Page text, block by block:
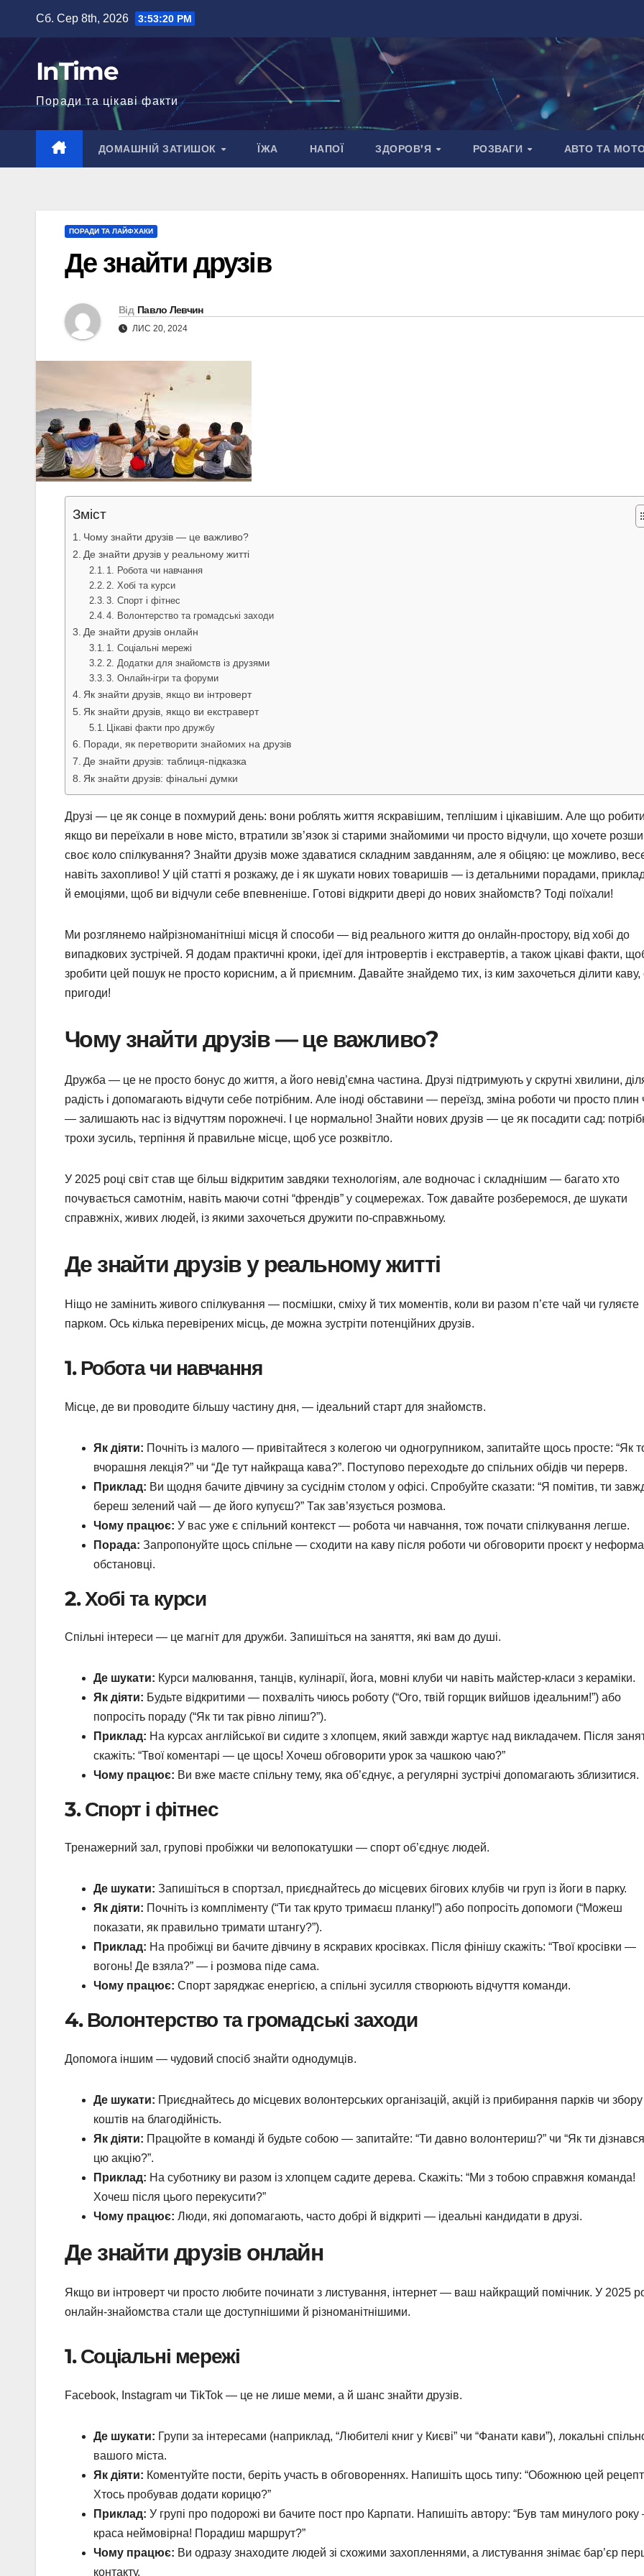
вмісту
Сб. Сер 8th, 2026 3:53:21 PM
InTime
Поради та цікаві факти
ДОМАШНІЙ ЗАТИШОК ЇЖА НАПОЇ ЗДОРОВ’Я РОЗВАГИ АВТО ТА
ПОРАДИ ТА ЛАЙФХАКИ
Де знайти друзів
Від Павло Левчин
ЛИС 20, 2024
Зміст
Чому знайти друзів — це важливо?
Де знайти друзів у реальному житті
1. Робота чи навчання
2. Хобі та курси
3. Спорт і фітнес
4. Волонтерство та громадські заходи
Де знайти друзів онлайн
1. Соціальні мережі
2. Додатки для знайомств із друзями
3. Онлайн-ігри та форуми
Як знайти друзів, якщо ви інтроверт
Як знайти друзів, якщо ви екстраверт
Цікаві факти про дружбу
Поради, як перетворити знайомих на друзів
Де знайти друзів: таблиця-підказка
Як знайти друзів: фінальні думки
Друзі — це як сонце в похмурий день: вони роблять життя яскравішим, теплішим і цікавішим. Але що
якщо ви переїхали в нове місто, втратили зв’язок зі старими знайомими чи просто відчули, що хочете
своє коло спілкування? Знайти друзів може здаватися складним завданням, але я обіцяю: це можливо,
навіть захопливо! У цій статті я розкажу, де і як шукати нових товаришів — із детальними порадами,
й емоціями, щоб ви відчули себе впевненіше. Готові відкрити двері до нових знайомств? Тоді поїхали!
Ми розглянемо найрізноманітніші місця й способи — від реального життя до онлайн-простору, від хобі до
випадкових зустрічей. Я додам практичні кроки, ідеї для інтровертів і екстравертів, а також цікаві факти,
зробити цей пошук не просто корисним, а й приємним. Давайте знайдемо тих, із ким захочеться ділити каву,
пригоди!
Чому знайти друзів — це важливо?
Дружба — це не просто бонус до життя, а його невід’ємна частина. Друзі підтримують у скрутні хвилини,
радість і допомагають відчути себе потрібним. Але іноді обставини — переїзд, зміна роботи чи просто плин
— залишають нас із відчуттям порожнечі. І це нормально! Знайти нових друзів — це як посадити сад:
трохи зусиль, терпіння й правильне місце, щоб усе розквітло.
У 2025 році світ став ще більш відкритим завдяки технологіям, але водночас і складнішим — багато хто
почувається самотнім, навіть маючи сотні “френдів” у соцмережах. Тож давайте розберемося, де шукати
справжніх, живих людей, із якими захочеться дружити по-справжньому.
Де знайти друзів у реальному житті
Ніщо не замінить живого спілкування — посмішки, сміху й тих моментів, коли ви разом п’єте чай чи гуляєте
парком. Ось кілька перевірених місць, де можна зустріти потенційних друзів.
1. Робота чи навчання
Місце, де ви проводите більшу частину дня, — ідеальний старт для знайомств.
Як діяти: Почніть із малого — привітайтеся з колегою чи одногрупником, запитайте щось просте: “Як
вчорашня лекція?” чи “Де тут найкраща кава?”. Поступово переходьте до спільних обідів чи перерв.
Приклад: Ви щодня бачите дівчину за сусіднім столом у офісі. Спробуйте сказати: “Я помітив, ти
береш зелений чай — де його купуєш?” Так зав’язується розмова.
Чому працює: У вас уже є спільний контекст — робота чи навчання, тож почати спілкування легше.
Порада: Запропонуйте щось спільне — сходити на каву після роботи чи обговорити проєкт у
обстановці.
2. Хобі та курси
Спільні інтереси — це магніт для дружби. Запишіться на заняття, які вам до душі.
Де шукати: Курси малювання, танців, кулінарії, йога, мовні клуби чи навіть майстер-класи з кераміки.
Як діяти: Будьте відкритими — похваліть чиюсь роботу (“Ого, твій горщик вийшов ідеальним!”) або
попросіть пораду (“Як ти так рівно ліпиш?”).
Приклад: На курсах англійської ви сидите з хлопцем, який завжди жартує над викладачем. Після
скажіть: “Твої коментарі — це щось! Хочеш обговорити урок за чашкою чаю?”
Чому працює: Ви вже маєте спільну тему, яка об’єднує, а регулярні зустрічі допомагають зблизитися.
3. Спорт і фітнес
Тренажерний зал, групові пробіжки чи велопокатушки — спорт об’єднує людей.
Де шукати: Запишіться в спортзал, приєднайтесь до місцевих бігових клубів чи груп із йоги в парку.
Як діяти: Почніть із компліменту (“Ти так круто тримаєш планку!”) або попросіть допомоги (“Можеш
показати, як правильно тримати штангу?”).
Приклад: На пробіжці ви бачите дівчину в яскравих кросівках. Після фінішу скажіть: “Твої кросівки —
вогонь! Де взяла?” — і розмова піде сама.
Чому працює: Спорт заряджає енергією, а спільні зусилля створюють відчуття команди.
4. Волонтерство та громадські заходи
Допомога іншим — чудовий спосіб знайти однодумців.
Де шукати: Приєднайтесь до місцевих волонтерських організацій, акцій із прибирання парків чи збору
коштів на благодійність.
Як діяти: Працюйте в команді й будьте собою — запитайте: “Ти давно волонтериш?” чи “Як ти
цю акцію?”.
Приклад: На суботнику ви разом із хлопцем садите дерева. Скажіть: “Ми з тобою справжня команда!
Хочеш після цього перекусити?”
Чому працює: Люди, які допомагають, часто добрі й відкриті — ідеальні кандидати в друзі.
Де знайти друзів онлайн
Якщо ви інтроверт чи просто любите починати з листування, інтернет — ваш найкращий помічник. У 2025
онлайн-знайомства стали ще доступнішими й різноманітнішими.
1. Соціальні мережі
Facebook, Instagram чи TikTok — це не лише меми, а й шанс знайти друзів.
Де шукати: Групи за інтересами (наприклад, “Любителі книг у Києві” чи “Фанати кави”), локальні
вашого міста.
Як діяти: Коментуйте пости, беріть участь в обговореннях. Напишіть щось типу: “Обожнюю цей
Хтось пробував додати корицю?”
Приклад: У групі про подорожі ви бачите пост про Карпати. Напишіть автору: “Був там минулого
краса неймовірна! Порадиш маршрут?”
Чому працює: Ви одразу знаходите людей зі схожими захопленнями, а листування знімає бар’єр
контакту.